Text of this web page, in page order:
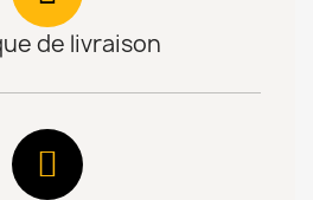
de livraison